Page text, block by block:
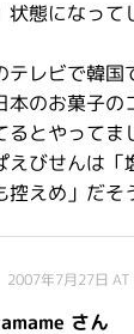
状態になって
テレビで韓国
本のお菓子の
るとやってま
えびせんは「
控えめ」だそ
2007年7月27日
さん